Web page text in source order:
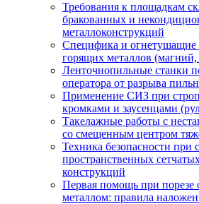
Требования к площадкам
бракованных и
металлоконструкций
Специфика и огнетушащие
горящих металлов
Ленточнопильные станки
оператора от разрыва
Применение СИЗ при
кромками и заусенцами
Такелажные работы с
со смещенным центром
Техника безопасности при
пространственных
конструкций
Первая помощь при
металлом: правила